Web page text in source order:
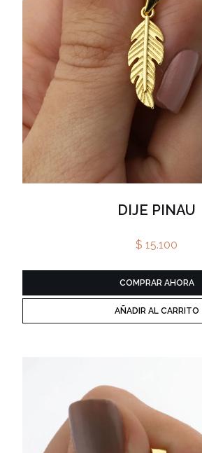
DIJE PINAU
$ 15.100
COMPRAR AHORA
AÑADIR AL CARRITO